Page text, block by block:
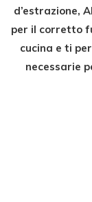
d’estrazione,
per il corretto
cucina e ti
necessarie